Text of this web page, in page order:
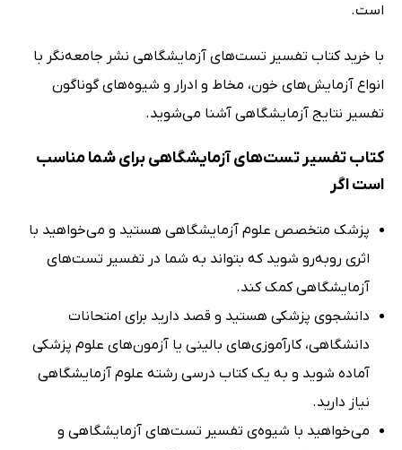
است.
با خرید کتاب تفسیر تست‌های آزمایشگاهی نشر جامعه‌نگر با
انواع آزمایش‌های خون، مخاط و ادرار و شیوه‌های گوناگون
تفسیر نتایج آزمایشگاهی آشنا می‌شوید.
کتاب تفسیر تست‌های آزمایشگاهی برای شما مناسب
است اگر
پزشک متخصص علوم آزمایشگاهی هستید و می‌خواهید با
اثری روبه‌رو شوید که بتواند به شما در تفسیر تست‌های
آزمایشگاهی کمک کند.
دانشجوی پزشکی هستید و قصد دارید برای امتحانات
دانشگاهی، کارآموزی‌های بالینی یا آزمون‌های علوم پزشکی
آماده شوید و به یک کتاب درسی رشته علوم آزمایشگاهی
نیاز دارید.
می‌خواهید با شیوه‌ی تفسیر تست‌های آزمایشگاهی و